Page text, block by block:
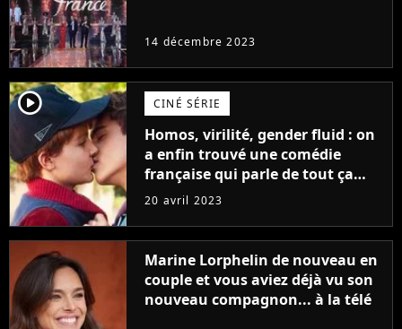
14 décembre 2023
player2 CINÉ SÉRIE
Homos, virilité, gender fluid : on
a enfin trouvé une comédie
française qui parle de tout ça
sans être super ringarde
20 avril 2023
Marine Lorphelin de nouveau en
couple et vous aviez déjà vu son
nouveau compagnon... à la télé